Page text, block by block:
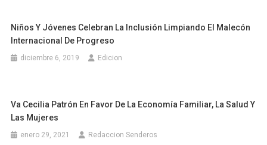
Niños Y Jóvenes Celebran La Inclusión Limpiando El Malecón
Internacional De Progreso
diciembre 6, 2019 Edicion
Va Cecilia Patrón En Favor De La Economía Familiar, La Salud Y
Las Mujeres
enero 29, 2021 Redaccion Senderos